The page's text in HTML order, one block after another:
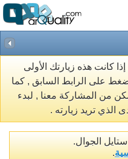
إذا كانت هذه زيارتك الأولى
على الرابط السابق , كما
من المشاركة معنا , لبدء
الذي تريد زيارته .
الجوال.
.